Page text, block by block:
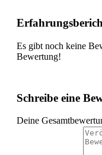
Es gibt noch keine
Bewertung!
Schreibe eine
Deine